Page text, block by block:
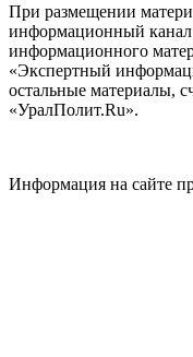
При размещении
информационный канал
информационного
«Экспертный
остальные материалы,
«УралПолит.Ru».
Информация на сайте